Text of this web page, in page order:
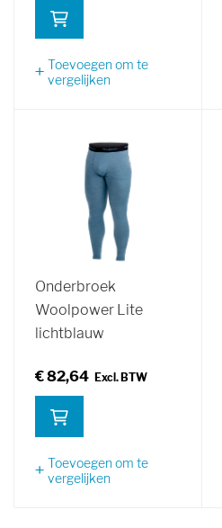
Toevoegen om te
vergelijken
Onderbroek
Woolpower Lite
lichtblauw
€ 82,64
Toevoegen om te
vergelijken